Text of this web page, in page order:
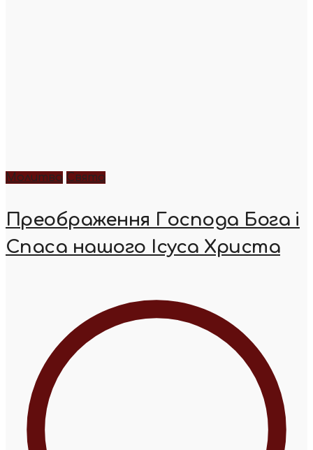
Молитва Свята
Преображення Господа Бога і
Спаса нашого Ісуса Христа